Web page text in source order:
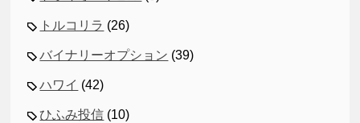
トルコリラ (26)
バイナリーオプション (39)
ハワイ (42)
ひふみ投信 (10)